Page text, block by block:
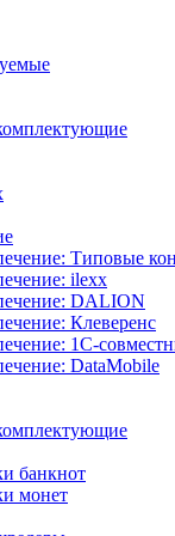
Типовые
ilexx
DALION
Клеверенс
1С-
DataMobile
банкнот
монет